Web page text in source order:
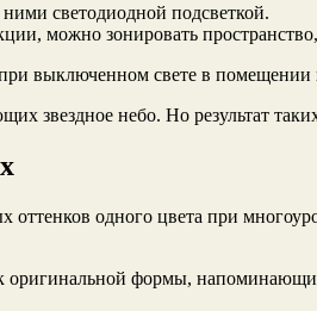
светодиодной подсветкой.
можно зонировать
при выключенном свете в
звездное небо. Но результат
одного цвета при
оригинальной формы,